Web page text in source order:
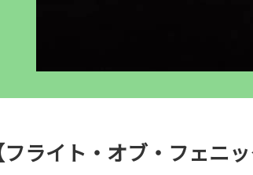
ライト・オブ・フェニ